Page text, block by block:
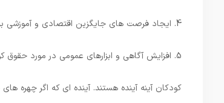
4. ایجاد فرصت های جایگزین اقتصادی و آموزشی برای کودکان و خانواده های آنها ؛
5. افزایش آگاهی و ابزارهای عمومی در مورد حقوق کودک و پیامدهای بهره برداری اقتصادی.
کودکان آینه آینده هستند. آینده ای که اگر چهره